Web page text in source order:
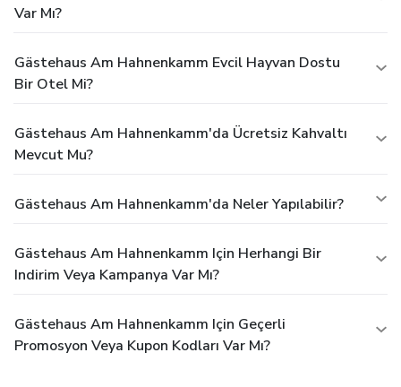
Var Mı?
Gästehaus Am Hahnenkamm Evcil Hayvan Dostu
Bir Otel Mi?
Gästehaus Am Hahnenkamm'da Ücretsiz Kahvaltı
Mevcut Mu?
Gästehaus Am Hahnenkamm'da Neler Yapılabilir?
Gästehaus Am Hahnenkamm Için Herhangi Bir
Indirim Veya Kampanya Var Mı?
Gästehaus Am Hahnenkamm Için Geçerli
Promosyon Veya Kupon Kodları Var Mı?